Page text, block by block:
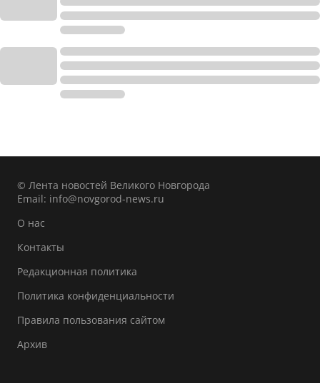
© Лента новостей Великого Новгорода
Email: info@novgorod-news.ru
О нас
Контакты
Редакционная политика
Политика конфиденциальности
Правила пользования сайтом
Архив